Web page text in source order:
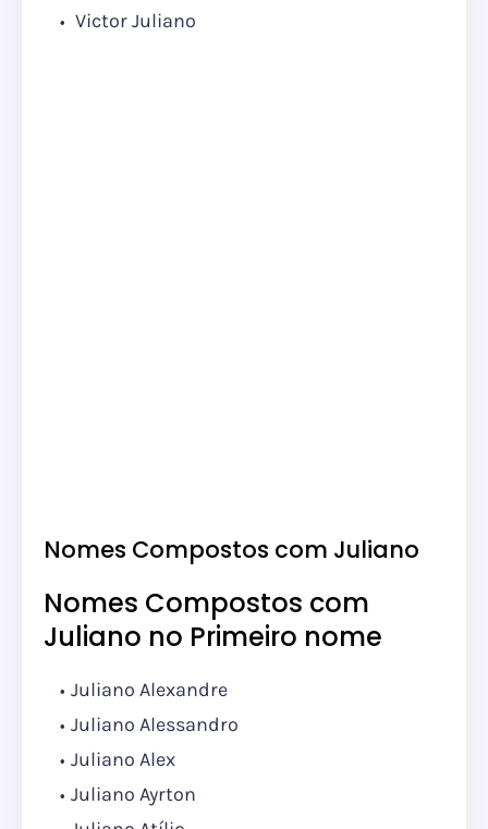
Victor Juliano
Nomes Compostos com Juliano
Nomes Compostos com
Juliano no Primeiro nome
Juliano Alexandre
Juliano Alessandro
Juliano Alex
Juliano Ayrton